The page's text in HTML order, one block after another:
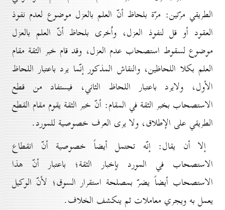
الطريقي مرّتين: مرّة بلحاظ أنّ العلم بالعزل موضوع لعدم نفوذ
العقود أو قل لنفوذ العزل، واُخرى بلحاظ أنّ العلم بالعزل
موضوع لسقوط استصحاب عدم العزل، وقد قام خبر الثقة مقام
العلم بكلا اللحاظين، والنقاش المذكور إنّما يرد باعتبار اللحاظ
الأول، ولايرد باعتبار اللحاظ الثاني، فيستفاد من قطع
الاستصحاب بخبر الثقة في المقام: أنّ خبر الثقة يقوم مقام القطع
الطريقي على الإطلاق، ولا يرى العرف خصوصية للمورد.
إلا أن يقال: إنّه تحتمل أيضاً خصوصية أنّ انقطاع
الاستصحاب في المورد بإخبار الثقة؛ باعتبار أنّ هذا
الاستصحاب أيضاً يضرّ بمصلحة استقرار السوق؛ لأنّ الوكيل
يعمل به ويجري معاملات ثم ينكشف الخلاف.